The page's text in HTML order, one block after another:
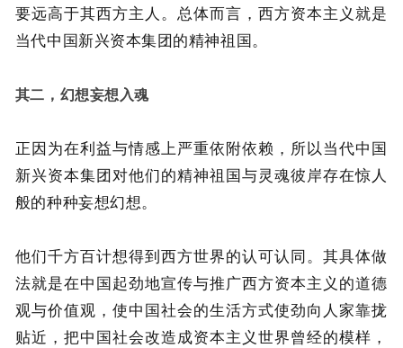
要远高于其西方主人。总体而言，西方资本主义就是
当代中国新兴资本集团的精神祖国。
其二，幻想妄想入魂
正因为在利益与情感上严重依附依赖，所以当代中国
新兴资本集团对他们的精神祖国与灵魂彼岸存在惊人
般的种种妄想幻想。
他们千方百计想得到西方世界的认可认同。其具体做
法就是在中国起劲地宣传与推广西方资本主义的道德
观与价值观，使中国社会的生活方式使劲向人家靠拢
贴近，把中国社会改造成资本主义世界曾经的模样，